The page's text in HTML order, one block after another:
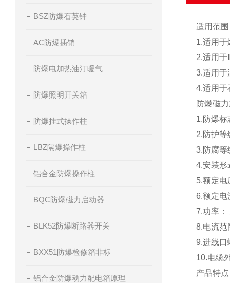
BSZ防爆石英钟
AC防爆插销
防爆电加热油汀暖气
防爆照明开关箱
防爆挂式操作柱
LBZ隔爆操作柱
铝合金防爆操作柱
BQC防爆磁力启动器
BLK52防爆断路器开关
BXX51防爆检修箱非标
铝合金防爆动力配电箱原理
适用范
1.适用于
2.适用于
3.适用于
4.适用于
防爆磁
1.防爆
2.防护等
3.防腐等
4.安装形
5.额定
6.额定电
7.功率：
8.电流范
9.进线口
10.电缆
产品特